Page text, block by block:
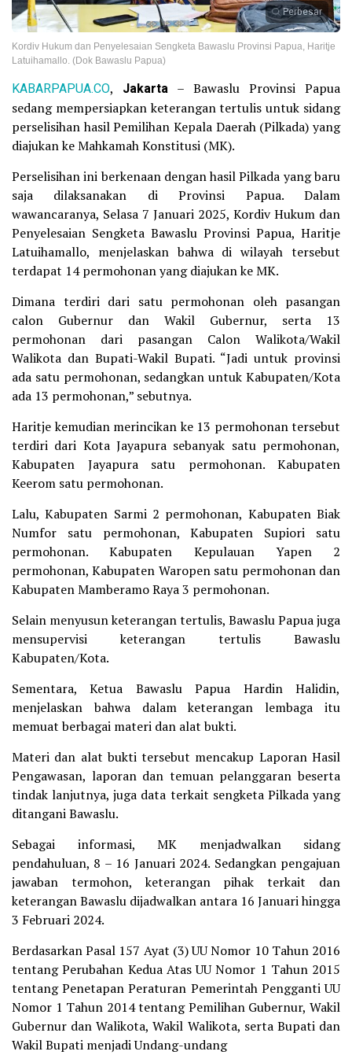
Perbesar
Kordiv Hukum dan Penyelesaian Sengketa Bawaslu Provinsi Papua, Haritje
Latuihamallo. (Dok Bawaslu Papua)
KABARPAPUA.CO, Jakarta – Bawaslu Provinsi Papua
sedang mempersiapkan keterangan tertulis untuk sidang
perselisihan hasil Pemilihan Kepala Daerah (Pilkada) yang
diajukan ke Mahkamah Konstitusi (MK).
Perselisihan ini berkenaan dengan hasil Pilkada yang baru
saja dilaksanakan di Provinsi Papua. Dalam
wawancaranya, Selasa 7 Januari 2025, Kordiv Hukum dan
Penyelesaian Sengketa Bawaslu Provinsi Papua, Haritje
Latuihamallo, menjelaskan bahwa di wilayah tersebut
terdapat 14 permohonan yang diajukan ke MK.
Dimana terdiri dari satu permohonan oleh pasangan
calon Gubernur dan Wakil Gubernur, serta 13
permohonan dari pasangan Calon Walikota/Wakil
Walikota dan Bupati-Wakil Bupati. “Jadi untuk provinsi
ada satu permohonan, sedangkan untuk Kabupaten/Kota
ada 13 permohonan,” sebutnya.
Haritje kemudian merincikan ke 13 permohonan tersebut
terdiri dari Kota Jayapura sebanyak satu permohonan,
Kabupaten Jayapura satu permohonan. Kabupaten
Keerom satu permohonan.
Lalu, Kabupaten Sarmi 2 permohonan, Kabupaten Biak
Numfor satu permohonan, Kabupaten Supiori satu
permohonan. Kabupaten Kepulauan Yapen 2
permohonan, Kabupaten Waropen satu permohonan dan
Kabupaten Mamberamo Raya 3 permohonan.
Selain menyusun keterangan tertulis, Bawaslu Papua juga
mensupervisi keterangan tertulis Bawaslu
Kabupaten/Kota.
Sementara, Ketua Bawaslu Papua Hardin Halidin,
menjelaskan bahwa dalam keterangan lembaga itu
memuat berbagai materi dan alat bukti.
Materi dan alat bukti tersebut mencakup Laporan Hasil
Pengawasan, laporan dan temuan pelanggaran beserta
tindak lanjutnya, juga data terkait sengketa Pilkada yang
ditangani Bawaslu.
Sebagai informasi, MK menjadwalkan sidang
pendahuluan, 8 – 16 Januari 2024. Sedangkan pengajuan
jawaban termohon, keterangan pihak terkait dan
keterangan Bawaslu dijadwalkan antara 16 Januari hingga
3 Februari 2024.
Berdasarkan Pasal 157 Ayat (3) UU Nomor 10 Tahun 2016
tentang Perubahan Kedua Atas UU Nomor 1 Tahun 2015
tentang Penetapan Peraturan Pemerintah Pengganti UU
Nomor 1 Tahun 2014 tentang Pemilihan Gubernur, Wakil
Gubernur dan Walikota, Wakil Walikota, serta Bupati dan
Wakil Bupati menjadi Undang-undang